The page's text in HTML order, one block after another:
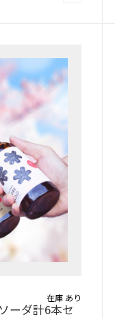
在庫 あり
ーダ計6本セ